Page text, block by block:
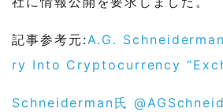
記事参考元:A.G.
ry Into Cryptocurrency
Schneiderman氏